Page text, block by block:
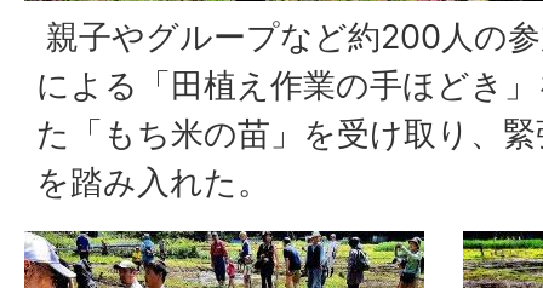
親子やグループなど約200人の
による「田植え作業の手ほどき
た「もち米の苗」を受け取り、
を踏み入れた。